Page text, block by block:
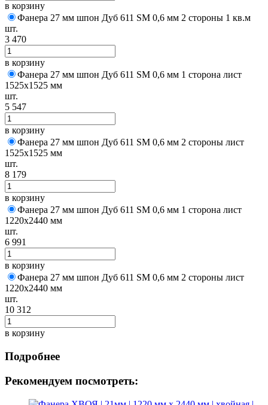
в корзину
Фанера 27 мм шпон Дуб 611 SM 0,6 мм 2 стороны 1 кв.м
шт.
3 470
в корзину
Фанера 27 мм шпон Дуб 611 SM 0,6 мм 1 сторона лист
1525х1525 мм
шт.
5 547
в корзину
Фанера 27 мм шпон Дуб 611 SM 0,6 мм 2 стороны лист
1525х1525 мм
шт.
8 179
в корзину
Фанера 27 мм шпон Дуб 611 SM 0,6 мм 1 сторона лист
1220х2440 мм
шт.
6 991
в корзину
Фанера 27 мм шпон Дуб 611 SM 0,6 мм 2 стороны лист
1220х2440 мм
шт.
10 312
в корзину
Подробнее
Рекомендуем посмотреть: